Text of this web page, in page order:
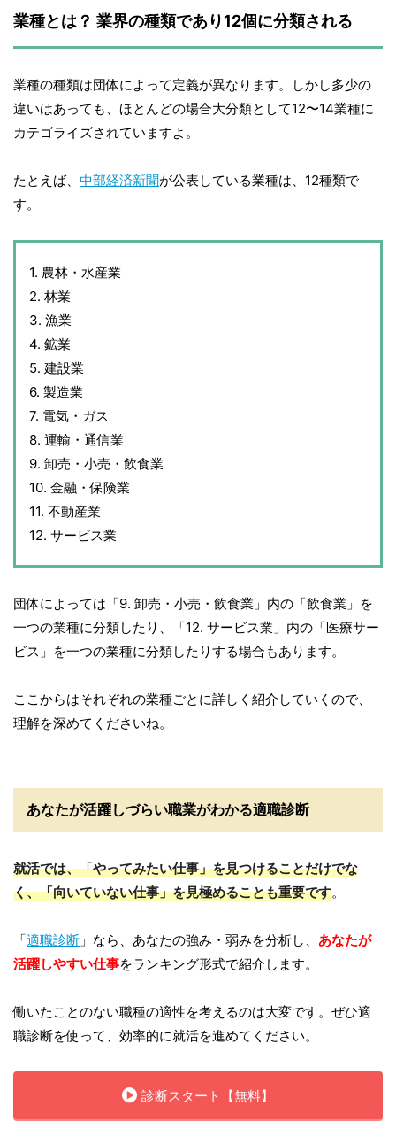
業種とは？ 業界の種類であり12個に分類される
業種の種類は団体によって定義が異なります。しかし多少の
違いはあっても、ほとんどの場合大分類として12〜14業種に
カテゴライズされていますよ。
たとえば、 中部経済新聞が公表している業種は、12種類で
す。
1. 農林・水産業
2. 林業
3. 漁業
4. 鉱業
5. 建設業
6. 製造業
7. 電気・ガス
8. 運輸・通信業
9. 卸売・小売・飲食業
10. 金融・保険業
11. 不動産業
12. サービス業
団体によっては「9. 卸売・小売・飲食業」内の「飲食業」を
一つの業種に分類したり、「12. サービス業」内の「医療サー
ビス」を一つの業種に分類したりする場合もあります。
ここからはそれぞれの業種ごとに詳しく紹介していくので、
理解を深めてくださいね。
あなたが活躍しづらい職業がわかる適職診断
就活では、「やってみたい仕事」を見つけることだけでな
く、「向いていない仕事」を見極めることも重要です。
「適職診断 」なら、あなたの強み・弱みを分析し、 あなたが
活躍しやすい仕事をランキング形式で紹介します。
働いたことのない職種の適性を考えるのは大変です。ぜひ適
職診断を使って、効率的に就活を進めてください。
診断スタート【無料】